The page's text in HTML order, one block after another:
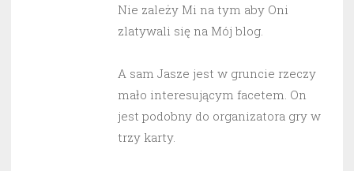
Nie zależy Mi na tym aby Oni
zlatywali się na Mój blog.
A sam Jasze jest w gruncie rzeczy
mało interesującym facetem. On
jest podobny do organizatora gry w
trzy karty.